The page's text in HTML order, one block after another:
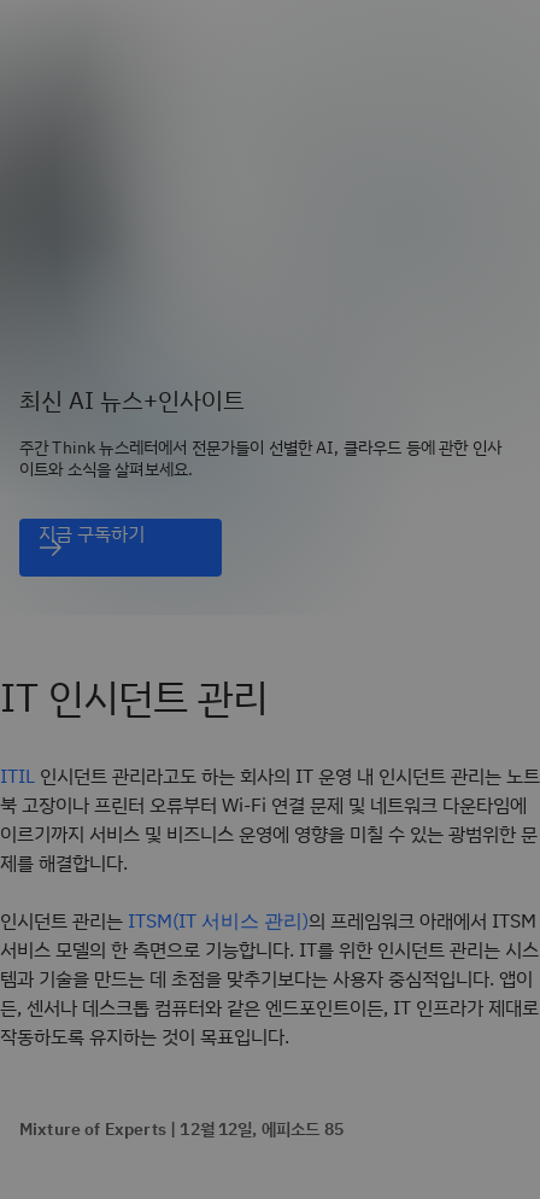
최신 AI 뉴스+인사이트
주간 Think 뉴스레터에서 전문가들이 선별한 AI, 클라우드 등에 관한 인사
이트와 소식을 살펴보세요.
지금 구독하기
IT 인시던트 관리
ITIL 인시던트 관리라고도 하는 회사의 IT 운영 내 인시던트 관리는 노트
북 고장이나 프린터 오류부터 Wi-Fi 연결 문제 및 네트워크 다운타임에
이르기까지 서비스 및 비즈니스 운영에 영향을 미칠 수 있는 광범위한 문
제를 해결합니다.
인시던트 관리는 ITSM(IT 서비스 관리)의 프레임워크 아래에서 ITSM
서비스 모델의 한 측면으로 기능합니다. IT를 위한 인시던트 관리는 시스
템과 기술을 만드는 데 초점을 맞추기보다는 사용자 중심적입니다. 앱이
든, 센서나 데스크톱 컴퓨터와 같은 엔드포인트이든, IT 인프라가 제대로
작동하도록 유지하는 것이 목표입니다.
Mixture of Experts | 12월 12일, 에피소드 85